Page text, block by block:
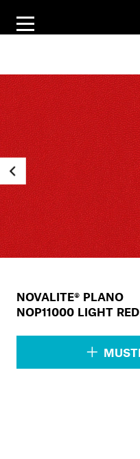
NOVALITE® PLANO
NOP11000 LIGHT RED